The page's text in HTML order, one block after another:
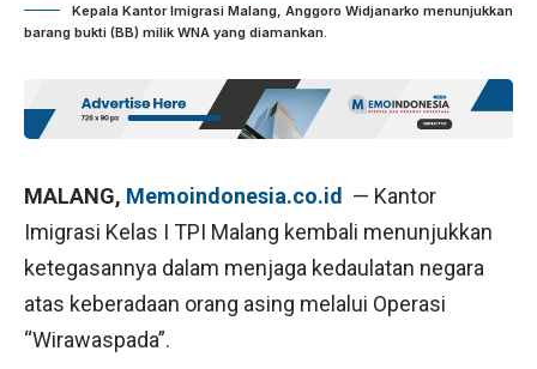
Kepala Kantor Imigrasi Malang, Anggoro Widjanarko menunjukkan
barang bukti (BB) milik WNA yang diamankan.
MALANG, Memoindonesia.co.id
— Kantor
Imigrasi Kelas I TPI Malang kembali menunjukkan
ketegasannya dalam menjaga kedaulatan negara
atas keberadaan orang asing melalui Operasi
“Wirawaspada”.